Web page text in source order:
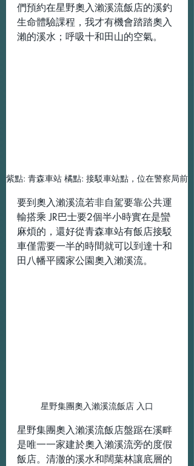
們預約在星野奧入瀨溪流飯店的溪釣
生命體驗課程，我才有機會踏踏奧入
瀨的溪水；呼吸十和田山的空氣。
紫點: 青森車站 橘點: 接駁車站點，位在警察局前
要到奧入瀨溪流若非自駕要靠公共運
輸搭乘 JR巴士要2個半小時實在是蠻
麻煩的，還好從青森車站有飯店接駁
車僅需要一半的時間就可以到達十和
田八幡平國家公園奧入瀨溪流。
星野集團奧入瀨溪流飯店 入口
星野集團奧入瀨溪流飯店盤踞在溪畔
是唯一一家建於奧入瀨溪流旁的度假
飯店。清澈的溪水和闊葉林讓底層的